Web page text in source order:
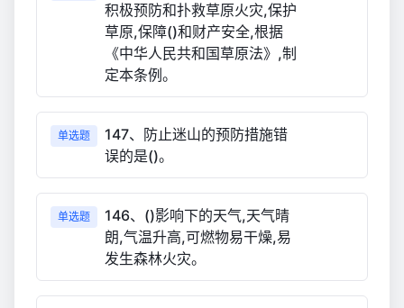
积极预防和扑救草原火灾,保护
草原,保障()和财产安全,根据
《中华人民共和国草原法》,制
定本条例。
单选题
147、防止迷山的预防措施错
误的是()。
单选题
146、()影响下的天气,天气晴
朗,气温升高,可燃物易干燥,易
发生森林火灾。